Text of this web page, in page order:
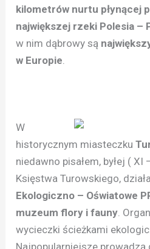
kilometrów nurtu płynącej
największej rzeki Polesia –
w nim dąbrowy są
w Europie
W
historycznym miasteczku
niedawno pisałem, byłej (
Księstwa Turowskiego,
Ekologiczno – Oświatowe
muzeum flory i fauny .
wycieczki ścieżkami
Najpopularniejsze prowadzą